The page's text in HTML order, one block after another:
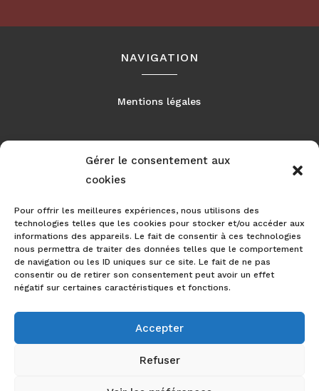
Gérer le consentement aux
cookies
Pour offrir les meilleures expériences, nous utilisons des
technologies telles que les cookies pour stocker et/ou accéder aux
informations des appareils. Le fait de consentir à ces technologies
nous permettra de traiter des données telles que le comportement
de navigation ou les ID uniques sur ce site. Le fait de ne pas
consentir ou de retirer son consentement peut avoir un effet
négatif sur certaines caractéristiques et fonctions.
Accepter
Refuser
NAVIGATION
Mentions légales
RÉALISATION